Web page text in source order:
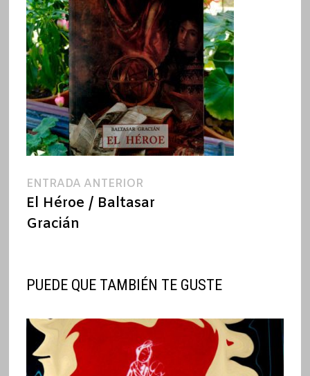
Navegación
de
ENTRADA ANTERIOREntrada
anterior:
El Héroe / Baltasar
Gracián
PUEDE QUE TAMBIÉN TE GUSTE